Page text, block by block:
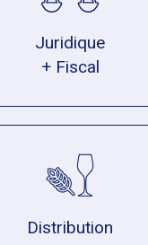
Juridique
+ Fiscal
Distribution